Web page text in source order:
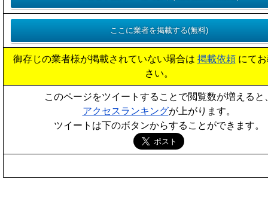
御存じの業者様が掲載されていない場合は 掲載依頼にてお
さい。
このページをツイートすることで閲覧数が増えると
アクセスランキングが上がります。
ツイートは下のボタンからすることができます。